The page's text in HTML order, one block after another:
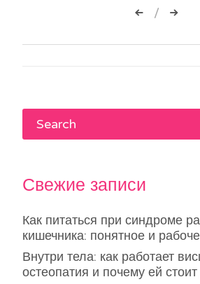
Навигация
по
Свежие записи
Как питаться при синдроме
кишечника: понятное и
Внутри тела: как работает
остеопатия и почему ей